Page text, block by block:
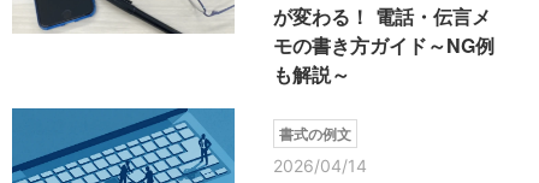
が変わる！ 電話・伝言メ
モの書き方ガイド～NG例
も解説～
書式の例文
2026/04/14